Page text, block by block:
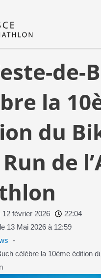
de-
la
du
de
12 février 2026
22:04
13 Mai 2026 à 12:59
célèbre la 10ème édition